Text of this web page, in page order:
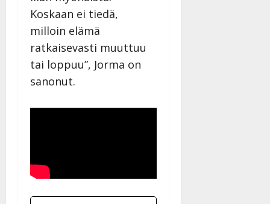
Koskaan ei tiedä,
milloin elämä
ratkaisevasti muuttuu
tai loppuu”, Jorma on
sanonut.